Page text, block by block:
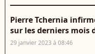
Pierre Tchernia
sur les derniers mois
29 janvier 2023 à 08:46